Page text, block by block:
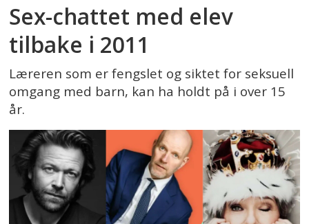
Sex-chattet med elev
tilbake i 2011
Læreren som er fengslet og siktet for seksuell
omgang med barn, kan ha holdt på i over 15
år.